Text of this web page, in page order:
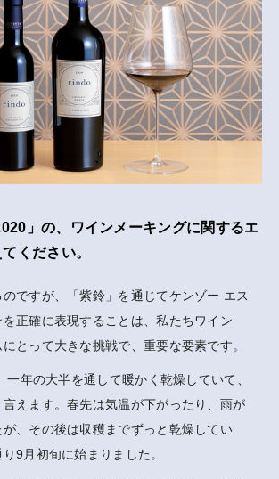
」の、ワインメーキングに関するエ
ください。
ですが、「紫鈴」を通じてケンゾー エス
正確に表現することは、私たちワイン
とって大きな挑戦で、重要な要素です。
一年の大半を通して暖かく乾燥していて、
えます。春先は気温が下がったり、雨が
、その後は収穫までずっと乾燥してい
9月初旬に始まりました。